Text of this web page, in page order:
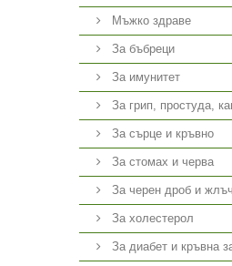
Мъжко здраве
За бъбреци
За имунитет
За грип, простуда,
За сърце и кръвно
За стомах и черва
За черен дроб и
За холестерол
За диабет и кръвна